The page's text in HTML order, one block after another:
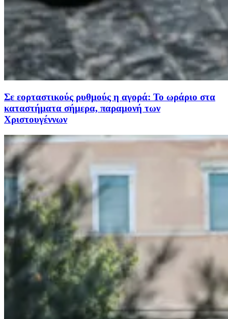
Σε εορταστικούς ρυθμούς η αγορά: Το ωράριο στα
καταστήματα σήμερα, παραμονή των
Χριστουγέννων